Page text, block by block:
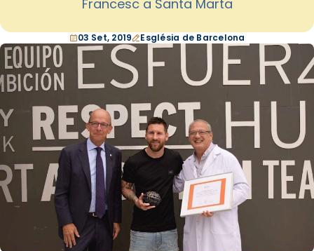
Francesc a Santa Marta
03 Set, 2019 Església de Barcelona